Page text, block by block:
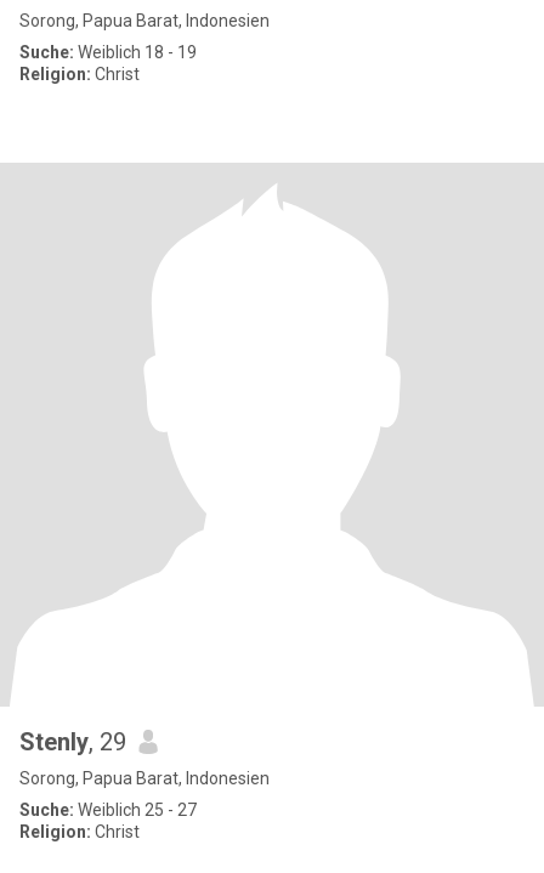
Sorong, Papua Barat, Indonesien
Suche: Weiblich 18 - 19
Religion: Christ
Stenly, 29
Sorong, Papua Barat, Indonesien
Suche: Weiblich 25 - 27
Religion: Christ